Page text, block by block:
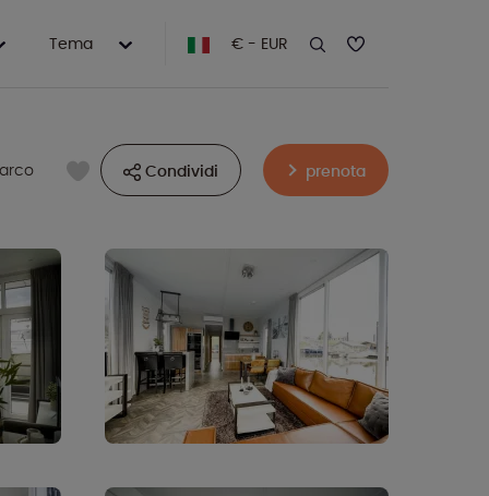
Tema € - EUR
Condividi prenota